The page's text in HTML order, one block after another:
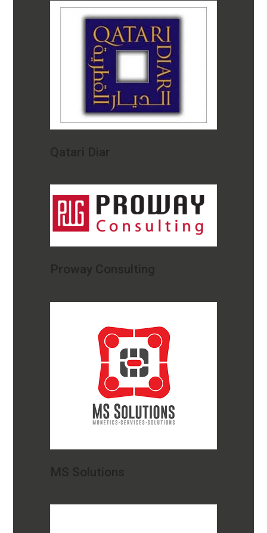
Qatari Diar
Proway Consulting
MS Solutions